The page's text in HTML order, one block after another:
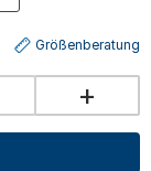
Größenberatung
+